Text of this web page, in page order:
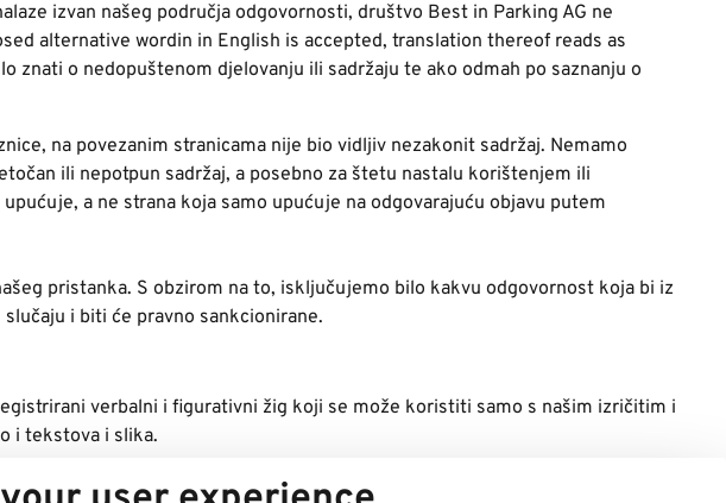
izvan našeg područja odgovornosti, društvo Best in Parking AG ne
alternative wordin in English is accepted, translation thereof reads as
znati o nedopuštenom djelovanju ili sadržaju te ako odmah po saznanju o
na povezanim stranicama nije bio vidljiv nezakonit sadržaj. Nemamo
ili nepotpun sadržaj, a posebno za štetu nastalu korištenjem ili
a ne strana koja samo upućuje na odgovarajuću objavu putem
pristanka. S obzirom na to, isključujemo bilo kakvu odgovornost koja bi iz
i biti će pravno sankcionirane.
verbalni i figurativni žig koji se može koristiti samo s našim izričitim i
i tekstova i slika.
Pixabay